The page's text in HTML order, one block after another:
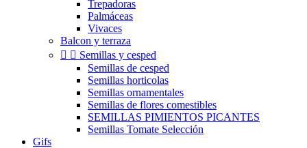
Trepadoras
Palmáceas
Vivaces
Balcon y terraza
  Semillas y cesped
Semillas de cesped
Semillas horticolas
Semillas ornamentales
Semillas de flores comestibles
SEMILLAS PIMIENTOS PICANTES
Semillas Tomate Selección
Gifs